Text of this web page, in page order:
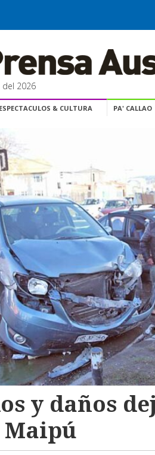
del 2026
ESPECTACULOS & CULTURA PA' CALLAO
y daños
Maipú